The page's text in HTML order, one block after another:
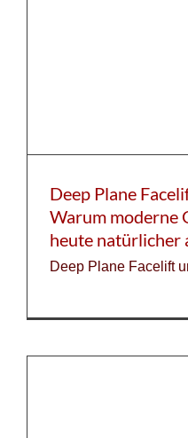
Deep Plane
Warum moderne
heute natürlicher
Deep Plane Facelift